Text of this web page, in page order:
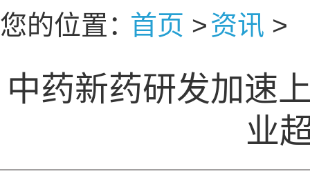
您的位置：首页 >资讯 >
中药新药研发加速
业